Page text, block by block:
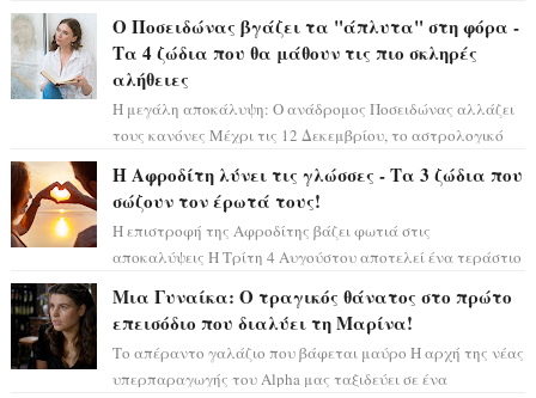
Ο Ποσειδώνας βγάζει τα "άπλυτα" στη φόρα -
Τα 4 ζώδια που θα μάθουν τις πιο σκληρές
αλήθειες
Η μεγάλη αποκάλυψη: Ο ανάδρομος Ποσειδώνας αλλάζει
τους κανόνες Μέχρι τις 12 Δεκεμβρίου, το αστρολογικό
Η Αφροδίτη λύνει τις γλώσσες - Τα 3 ζώδια που
σώζουν τον έρωτά τους!
Η επιστροφή της Αφροδίτης βάζει φωτιά στις
αποκαλύψεις Η Τρίτη 4 Αυγούστου αποτελεί ένα τεράστιο
Μια Γυναίκα: Ο τραγικός θάνατος στο πρώτο
επεισόδιο που διαλύει τη Μαρίνα!
Το απέραντο γαλάζιο που βάφεται μαύρο Η αρχή της νέας
υπερπαραγωγής του Alpha μας ταξιδεύει σε ένα